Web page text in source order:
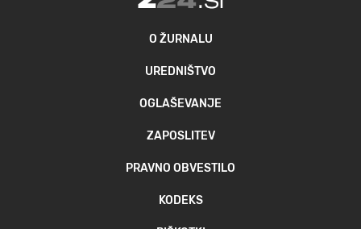
O ŽURNALU
UREDNIŠTVO
OGLAŠEVANJE
ZAPOSLITEV
PRAVNO OBVESTILO
KODEKS